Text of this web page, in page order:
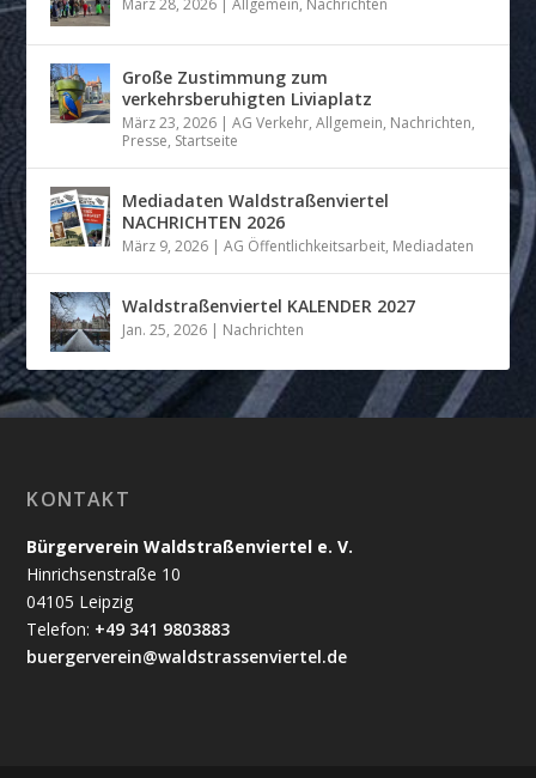
Große Zustimmung zum
verkehrsberuhigten Liviaplatz
März 23, 2026 |AG Verkehr,Allgemein, Nachrichten,
Presse, Startseite
Mediadaten Waldstraßenviertel
NACHRICHTEN 2026
März 9, 2026 |AG Öffentlichkeitsarbeit, Mediadaten
Waldstraßenviertel KALENDER 2027
Jan. 25, 2026 | Nachrichten
KONTAKT
Bürgerverein Waldstraßenviertel e. V.
Hinrichsenstraße 10
04105 Leipzig
Telefon: +49 341 9803883
buergerverein@waldstrassenviertel.de